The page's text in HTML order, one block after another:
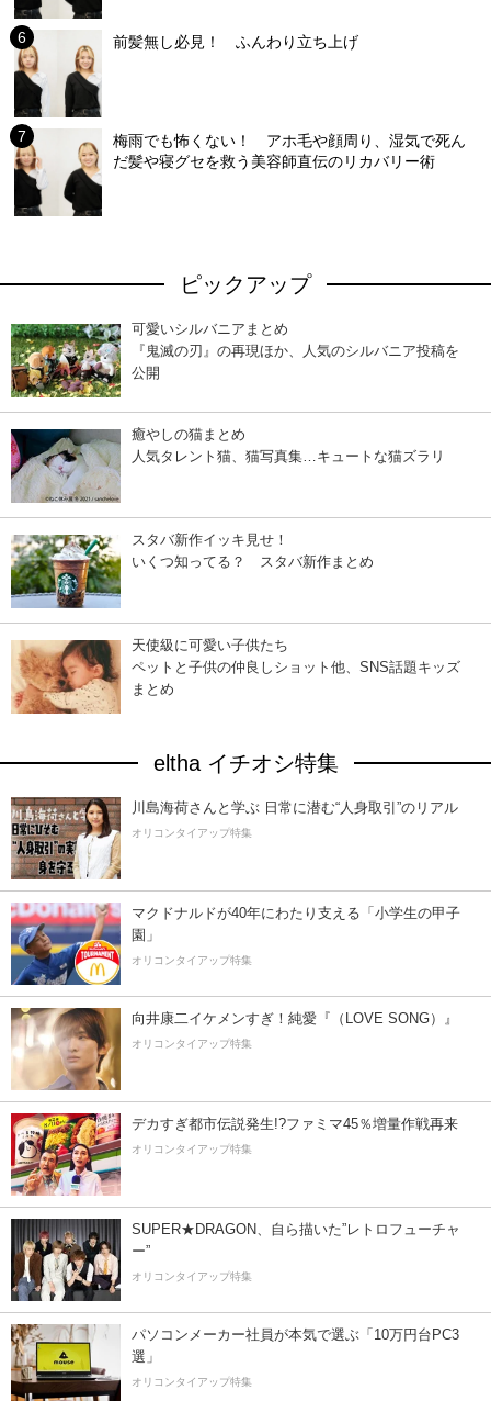
前髪無し必見！ ふんわり立ち上げ
梅雨でも怖くない！ アホ毛や顔周り、湿気で死ん
だ髪や寝グセを救う美容師直伝のリカバリー術
ピックアップ
可愛いシルバニアまとめ
『鬼滅の刃』の再現ほか、人気のシルバニア投稿を
公開
癒やしの猫まとめ
人気タレント猫、猫写真集…キュートな猫ズラリ
スタバ新作イッキ見せ！
いくつ知ってる？ スタバ新作まとめ
天使級に可愛い子供たち
ペットと子供の仲良しショット他、SNS話題キッズ
まとめ
eltha イチオシ特集
川島海荷さんと学ぶ 日常に潜む“人身取引”のリアル
オリコンタイアップ特集
マクドナルドが40年にわたり支える「小学生の甲子
園」
オリコンタイアップ特集
向井康二イケメンすぎ！純愛『（LOVE SONG）』
オリコンタイアップ特集
デカすぎ都市伝説発生!?ファミマ45％増量作戦再来
オリコンタイアップ特集
SUPER★DRAGON、自ら描いた”レトロフューチャ
ー”
オリコンタイアップ特集
パソコンメーカー社員が本気で選ぶ「10万円台PC3
選」
オリコンタイアップ特集